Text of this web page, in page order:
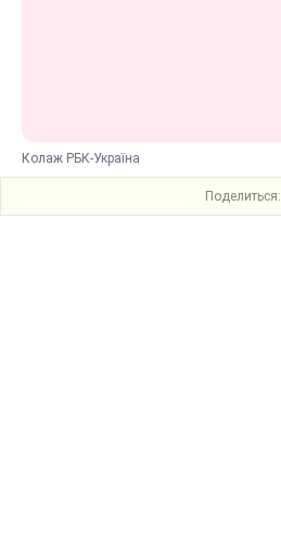
Колаж РБК-Україна
Поделиться: